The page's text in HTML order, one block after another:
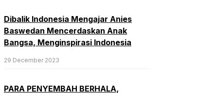
Dibalik Indonesia Mengajar Anies
Baswedan Mencerdaskan Anak
Bangsa, Menginspirasi Indonesia
29 December 2023
PARA PENYEMBAH BERHALA,